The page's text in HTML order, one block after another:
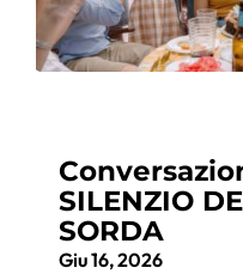
SILENZIO
SORDA
Giu 16, 2026